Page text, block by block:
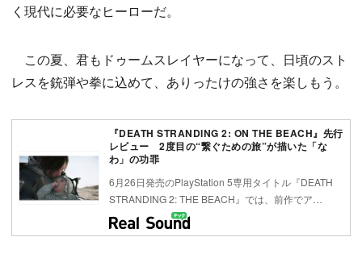
く現代に必要なヒーローだ。
この夏、君もドゥームスレイヤーになって、日頃のスト
レスを銃弾や拳に込めて、ありったけの強さを楽しもう。
『DEATH STRANDING 2: ON THE BEACH』先行
レビュー 2度目の“繋ぐための旅”が描いた「な
わ」の功罪
6月26日発売のPlayStation 5専用タイトル『DEATH
STRANDING 2: THE BEACH』では、前作でア…